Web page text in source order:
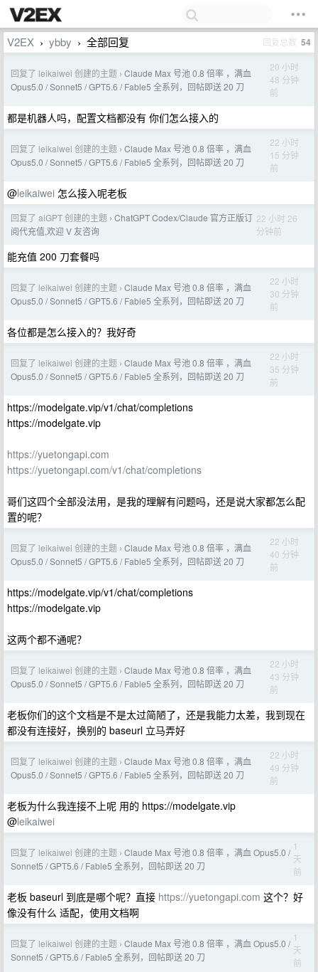
V2EX › ybby › 全部回复 回复总数 54
回复了 leikaiwei 创建的主题 › Claude Max 号池 0.8 倍率 ，满血
Opus5.0 / Sonnet5 / GPT5.6 / Fable5 全系列，回帖即送 20 刀
20 小时
48 分钟
前
都是机器人吗，配置文档都没有 你们怎么接入的
回复了 leikaiwei 创建的主题 › Claude Max 号池 0.8 倍率 ，满血
Opus5.0 / Sonnet5 / GPT5.6 / Fable5 全系列，回帖即送 20 刀
22 小时
15 分钟
前
@leikaiwei 怎么接入呢老板
回复了 aiGPT 创建的主题 › ChatGPT Codex/Claude 官方正版订
阅代充值,欢迎 V 友咨询
22 小时 26
分钟前
能充值 200 刀套餐吗
回复了 leikaiwei 创建的主题 › Claude Max 号池 0.8 倍率 ，满血
Opus5.0 / Sonnet5 / GPT5.6 / Fable5 全系列，回帖即送 20 刀
22 小时
30 分钟
前
各位都是怎么接入的？我好奇
回复了 leikaiwei 创建的主题 › Claude Max 号池 0.8 倍率 ，满血
Opus5.0 / Sonnet5 / GPT5.6 / Fable5 全系列，回帖即送 20 刀
22 小时
35 分钟
前
https://modelgate.vip/v1/chat/completions
https://modelgate.vip
https://yuetongapi.com
https://yuetongapi.com/v1/chat/completions
哥们这四个全部没法用，是我的理解有问题吗，还是说大家都怎么配
置的呢？
回复了 leikaiwei 创建的主题 › Claude Max 号池 0.8 倍率 ，满血
Opus5.0 / Sonnet5 / GPT5.6 / Fable5 全系列，回帖即送 20 刀
22 小时
40 分钟
前
https://modelgate.vip/v1/chat/completions
https://modelgate.vip
这两个都不通呢？
回复了 leikaiwei 创建的主题 › Claude Max 号池 0.8 倍率 ，满血
Opus5.0 / Sonnet5 / GPT5.6 / Fable5 全系列，回帖即送 20 刀
22 小时
43 分钟
前
老板你们的这个文档是不是太过简陋了，还是我能力太差，我到现在
都没有连接好，换别的 baseurl 立马弄好
回复了 leikaiwei 创建的主题 › Claude Max 号池 0.8 倍率 ，满血
Opus5.0 / Sonnet5 / GPT5.6 / Fable5 全系列，回帖即送 20 刀
22 小时
49 分钟
前
老板为什么我连接不上呢 用的 https://modelgate.vip
@leikaiwei
回复了 leikaiwei 创建的主题 › Claude Max 号池 0.8 倍率 ，满血 Opus5.0 /
Sonnet5 / GPT5.6 / Fable5 全系列，回帖即送 20 刀
1
天
前
老板 baseurl 到底是哪个呢？直接 https://yuetongapi.com 这个？好
像没有什么 适配，使用文档啊
回复了 leikaiwei 创建的主题 › Claude Max 号池 0.8 倍率 ，满血 Opus5.0 /
Sonnet5 / GPT5.6 / Fable5 全系列，回帖即送 20 刀
1
天
前